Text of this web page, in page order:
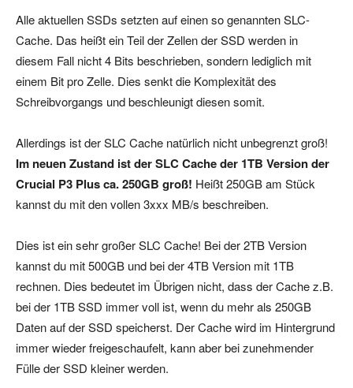
Alle aktuellen SSDs setzten auf einen so genannten SLC-
Cache. Das heißt ein Teil der Zellen der SSD werden in
diesem Fall nicht 4 Bits beschrieben, sondern lediglich mit
einem Bit pro Zelle. Dies senkt die Komplexität des
Schreibvorgangs und beschleunigt diesen somit.
Allerdings ist der SLC Cache natürlich nicht unbegrenzt groß!
Im neuen Zustand ist der SLC Cache der 1TB Version der
Crucial P3 Plus ca. 250GB groß! Heißt 250GB am Stück
kannst du mit den vollen 3xxx MB/s beschreiben.
Dies ist ein sehr großer SLC Cache! Bei der 2TB Version
kannst du mit 500GB und bei der 4TB Version mit 1TB
rechnen. Dies bedeutet im Übrigen nicht, dass der Cache z.B.
bei der 1TB SSD immer voll ist, wenn du mehr als 250GB
Daten auf der SSD speicherst. Der Cache wird im Hintergrund
immer wieder freigeschaufelt, kann aber bei zunehmender
Fülle der SSD kleiner werden.